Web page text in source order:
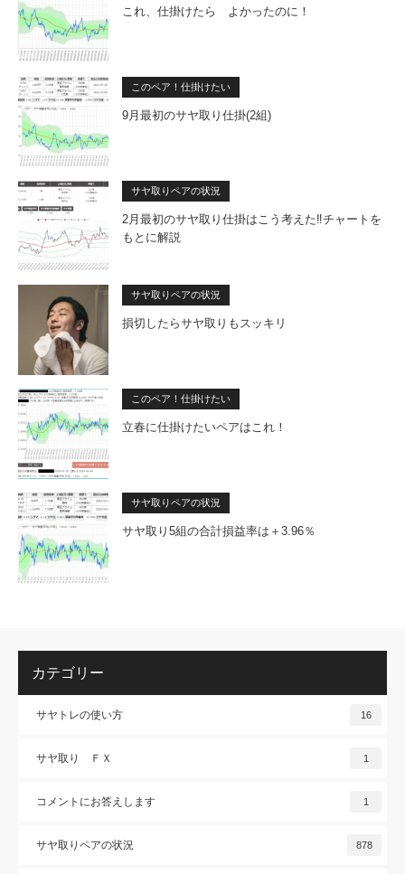
これ、仕掛けたら よかったのに！
このペア！仕掛けたい
9月最初のサヤ取り仕掛(2組)
サヤ取りペアの状況
2月最初のサヤ取り仕掛はこう考えた‼チャートを
もとに解説
サヤ取りペアの状況
損切したらサヤ取りもスッキリ
このペア！仕掛けたい
立春に仕掛けたいペアはこれ！
サヤ取りペアの状況
サヤ取り5組の合計損益率は＋3.96％
カテゴリー
サヤトレの使い方 16
サヤ取り ＦＸ 1
コメントにお答えします 1
サヤ取りペアの状況 878